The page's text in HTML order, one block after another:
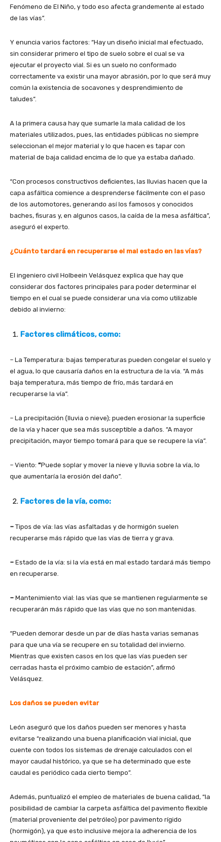
Fenómeno de El Niño, y todo eso afecta grandemente al estado
de las vías”.
Y enuncia varios factores: “Hay un diseño inicial mal efectuado,
sin considerar primero el tipo de suelo sobre el cual se va
ejecutar el proyecto vial. Si es un suelo no conformado
correctamente va existir una mayor abrasión, por lo que será muy
común la existencia de socavones y desprendimiento de
taludes”.
A la primera causa hay que sumarle la mala calidad de los
materiales utilizados, pues, las entidades públicas no siempre
seleccionan el mejor material y lo que hacen es tapar con
material de baja calidad encima de lo que ya estaba dañado.
“Con procesos constructivos deficientes, las lluvias hacen que la
capa asfáltica comience a desprenderse fácilmente con el paso
de los automotores, generando así los famosos y conocidos
baches, fisuras y, en algunos casos, la caída de la mesa asfáltica”,
aseguró el experto.
¿Cuánto tardará en recuperarse el mal estado en las vías?
El ingeniero civil Holbeein Velásquez explica que hay que
considerar dos factores principales para poder determinar el
tiempo en el cual se puede considerar una vía como utilizable
debido al invierno:
Factores climáticos, como:
– La Temperatura: bajas temperaturas pueden congelar el suelo y
el agua, lo que causaría daños en la estructura de la vía. “A más
baja temperatura, más tiempo de frío, más tardará en
recuperarse la vía”.
– La precipitación (lluvia o nieve); pueden erosionar la superficie
de la vía y hacer que sea más susceptible a daños. “A mayor
precipitación, mayor tiempo tomará para que se recupere la vía”.
– Viento: “Puede soplar y mover la nieve y lluvia sobre la vía, lo
que aumentaría la erosión del daño”.
Factores de la vía, como:
– Tipos de vía: las vías asfaltadas y de hormigón suelen
recuperarse más rápido que las vías de tierra y grava.
– Estado de la vía: si la vía está en mal estado tardará más tiempo
en recuperarse.
– Mantenimiento vial: las vías que se mantienen regularmente se
recuperarán más rápido que las vías que no son mantenidas.
“Pueden demorar desde un par de días hasta varias semanas
para que una vía se recupere en su totalidad del invierno.
Mientras que existen casos en los que las vías pueden ser
cerradas hasta el próximo cambio de estación”, afirmó
Velásquez.
Los daños se pueden evitar
León aseguró que los daños pueden ser menores y hasta
evitarse “realizando una buena planificación vial inicial, que
cuente con todos los sistemas de drenaje calculados con el
mayor caudal histórico, ya que se ha determinado que este
caudal es periódico cada cierto tiempo”.
Además, puntualizó el empleo de materiales de buena calidad, “la
posibilidad de cambiar la carpeta asfáltica del pavimento flexible
(material proveniente del petróleo) por pavimento rígido
(hormigón), ya que esto inclusive mejora la adherencia de los